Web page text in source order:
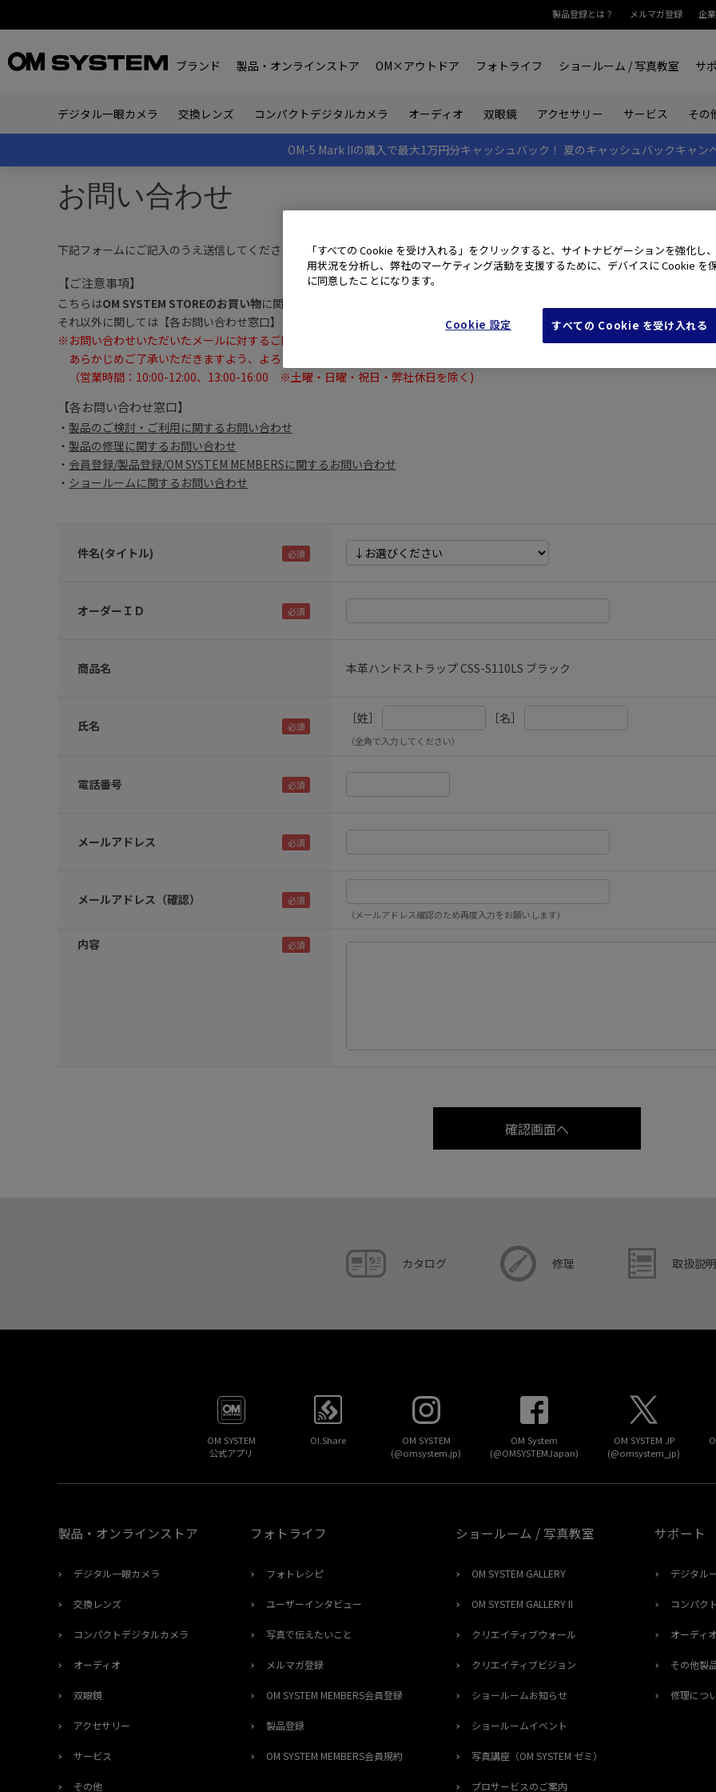
製品登録とは？ メルマガ登録 企
ブランド 製品・オンラインストア OM×アウトドア フォトライフ ショールーム / 写真教室 サ
デジタル一眼カメラ 交換レンズ コンパクトデジタルカメラ オーディオ 双眼鏡 アクセサリー サービス その
OM-5 Mark IIの購入で最大1万円分キャッシュバック！ 夏のキャッシュバックキャン
お問い合わせ
下記フォームにご記入のうえ送信してください。
【ご注意事項】
こちらはOM SYSTEM STOREのお買い物に関する問い合わせ窓口です。
それ以外に関しては【各お問い合わせ窓口】よりお問い合わせください。
※ お問い合わせいただいたメールに対するご回答は、土曜・日曜・祝日・弊社休日を除く翌々営業日になる場合がございます。
あらかじめご了承いただきますよう、よろしくお願いいたします。
（営業時間：10:00-12:00、13:00-16:00 ※土曜・日曜・祝日・弊社休日を除く)
【各お問い合わせ窓口】
製品のご検討・ご利用に関するお問い合わせ
製品の修理に関するお問い合わせ
会員登録/製品登録/OM SYSTEM MEMBERSに関するお問い合わせ
ショールームに関するお問い合わせ
件名(タイトル)
オーダーＩＤ
商品名 本革ハンドストラップ CSS-S110LS ブラック
氏名 ［姓］ ［名］
（全角で入力してください）
電話番号
メールアドレス
メールアドレス（確認）
（メールアドレス確認のため再度入力をお願いします)
内容
カタログ 修理 取扱説
OM SYSTEM
公式アプリ
OI.Share
OM SYSTEM
(@omsystem.jp)
OM System
(@OMSYSTEMJapan)
OM SYSTEM JP
(@omsystem_jp)
製品・オンラインストア
デジタル一眼カメラ
交換レンズ
コンパクトデジタルカメラ
オーディオ
双眼鏡
アクセサリー
サービス
その他
フォトライフ
フォトレシピ
ユーザーインタビュー
写真で伝えたいこと
メルマガ登録
OM SYSTEM MEMBERS会員登録
製品登録
OM SYSTEM MEMBERS会員規約
ショールーム / 写真教室
OM SYSTEM GALLERY
OM SYSTEM GALLERY II
クリエイティブウォール
クリエイティブビジョン
ショールームお知らせ
ショールームイベント
写真講座（OM SYSTEM ゼミ）
プロサービスのご案内
サポート
デジタル
コンパク
オーディ
その他製
修理につ
「すべての Cookie を受け入れる」をクリックすると、サイトナビゲーションを強化し
用状況を分析し、弊社のマーケティング活動を支援するために、デバイスに Cookie を
に同意したことになります。
Cookie 設定 すべての Cookie を受け入れる